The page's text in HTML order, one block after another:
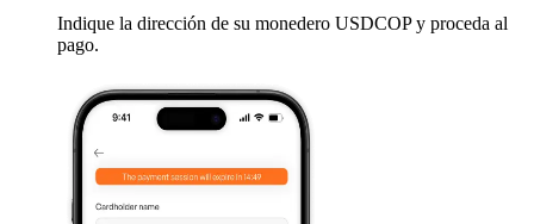
Indique la dirección de su monedero USDCOP y proceda al
pago.